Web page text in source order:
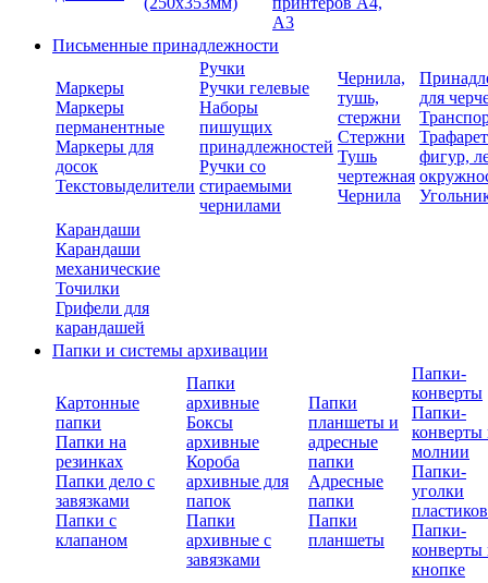
А3
Письменные принадлежности
Маркеры
Маркеры
перманентные
Маркеры для
досок
Текстовыделители
Ручки
Ручки гелевые
Наборы
пишущих
принадлежностей
Ручки со
стираемыми
чернилами
Чернила,
тушь,
стержни
Стержни
Тушь
чертежная
Чернила
для
фигур,
Карандаши
Карандаши
механические
Точилки
Грифели для
карандашей
Папки и системы архивации
Картонные
папки
Папки на
резинках
Папки дело с
завязками
Папки с
клапаном
Папки
архивные
Боксы
архивные
Короба
архивные для
папок
Папки
архивные с
завязками
Папки
планшеты и
адресные
папки
Адресные
папки
Папки
планшеты
Папки-
конверты
Папки-
конверты
молнии
Папки-
уголки
Папки-
конверты
кнопке